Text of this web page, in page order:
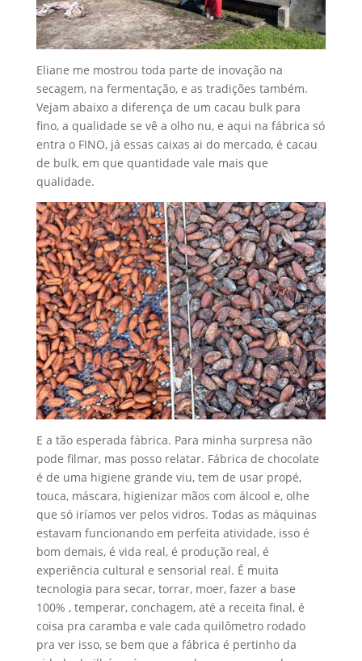
Eliane me mostrou toda parte de inovação na
secagem, na fermentação, e as tradições também.
Vejam abaixo a diferença de um cacau bulk para
fino, a qualidade se vê a olho nu, e aqui na fábrica só
entra o FINO, já essas caixas ai do mercado, é cacau
de bulk, em que quantidade vale mais que
qualidade.
E a tão esperada fábrica. Para minha surpresa não
pode filmar, mas posso relatar. Fábrica de chocolate
é de uma higiene grande viu, tem de usar propé,
touca, máscara, higienizar mãos com álcool e, olhe
que só iríamos ver pelos vidros. Todas as máquinas
estavam funcionando em perfeita atividade, isso é
bom demais, é vida real, é produção real, é
experiência cultural e sensorial real. É muita
tecnologia para secar, torrar, moer, fazer a base
100% , temperar, conchagem, até a receita final, é
coisa pra caramba e vale cada quilômetro rodado
pra ver isso, se bem que a fábrica é pertinho da